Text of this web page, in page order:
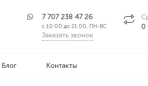
7 707 238 47 26
с 10:00 до 21:00, ПН-ВС
Заказать звонок
0
Блог Контакты